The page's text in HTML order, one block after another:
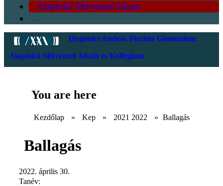
Alapfokú Művészeti Iskola
.
Dugonics András Piarista Gimnázium
Alapfokú Művészeti Iskola és Kollégium
You are here
Kezdőlap » Kep » 2021 2022 » Ballagás
Ballagás
2022. április 30.
Tanév: